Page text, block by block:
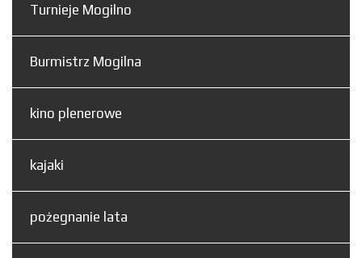
Turnieje Mogilno
Burmistrz Mogilna
kino plenerowe
kajaki
pożegnanie lata